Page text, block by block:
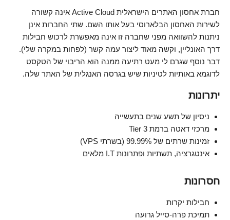
חברת אחסון האתרים הישראלית Active Cloud אינה קשורה
לשירות האחסון הבלארוסי בעל אותו השם. שתי החברות אינן
ניתנות להשוואה מפני שחברה זו אינה מאפשרת לרכוש חבילות
דרך האונליין, וקשה מאוד ליצור עמה קשר (לפחות במקרה שלי).
דבר נוסף שגרם לי מעט רתיעה ממנה הוא הריבוי של הטקסט
לדוגמא באותיות לטיניות שיש בגרסה האנגלית של האתר שלה.
יתרונות
ניסיון של תשע שנים בתעשייה
מרכזי דאטה ברמת Tier 3
זמינות שרתים של 99.99% (בשרתי VPS)
אינטגרציה, תשתיות ופתרונות I.T מלאים
חסרונות
חבילות יקרות
תמיכת פרה-סייל גרועה